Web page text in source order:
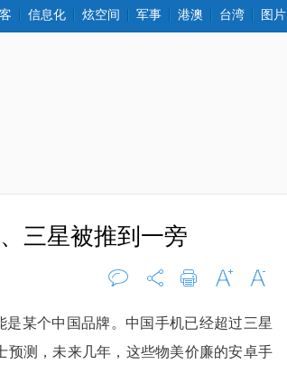
信息化 炫空间 军事 港澳 台湾 图片
三星被推到一旁
0 打印 字大 字小
某个中国品牌。中国手机已经超过三星
测，未来几年，这些物美价廉的安卓手